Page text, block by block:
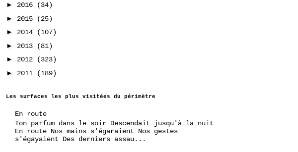
► 2016
(34)
► 2015
(25)
► 2014
(107)
► 2013
(81)
► 2012
(323)
► 2011 (189)
Les surfaces les plus visitées du périmètre
En route
Ton parfum dans le soir Descendait jusqu'à la nuit
En route Nos mains s'égaraient Nos gestes
s'égayaient Des derniers assau...